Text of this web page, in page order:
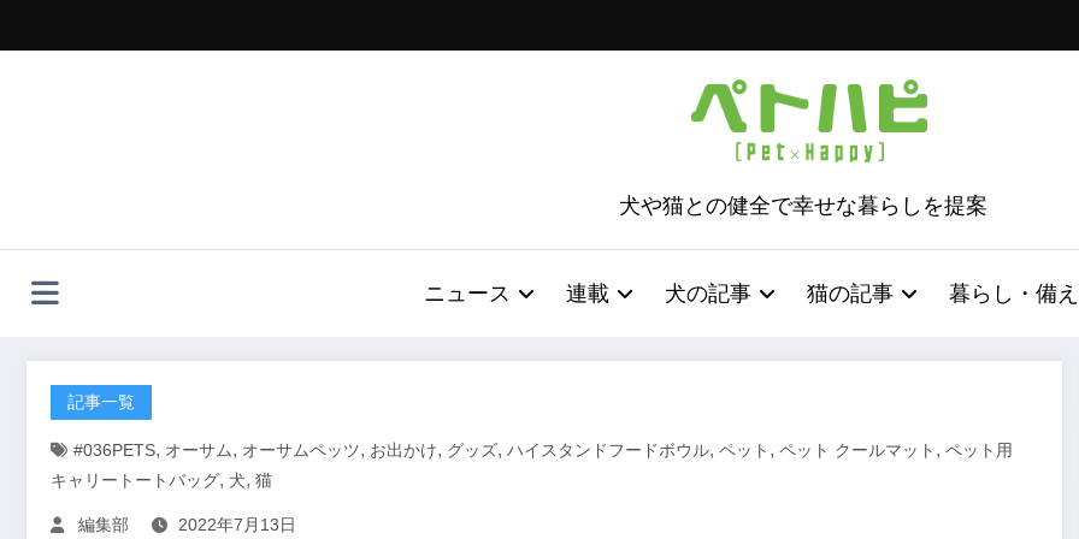
ッ
犬や猫との健全で幸せな暮らしを提案
ニュース 連載 犬の記事 猫の記事 暮らし・備え
記事一覧
#036PETS, オーサム, オーサムペッツ, お出かけ, グッズ, ハイスタンドフードボウル, ペット , ペット クールマット , ペット用
キャリートートバッグ, 犬, 猫
編集部 2022年7月13日